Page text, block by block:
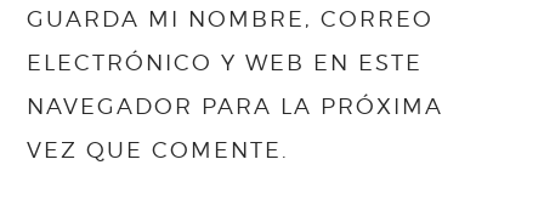
GUARDA MI NOMBRE, CORREO
ELECTRÓNICO Y WEB EN ESTE
NAVEGADOR PARA LA PRÓXIMA
VEZ QUE COMENTE.